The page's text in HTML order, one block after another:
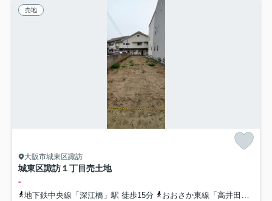
売地
大阪市城東区諏訪
城東区諏訪１丁目売土地
-
地下鉄中央線「深江橋」駅 徒歩15分 おおさか東線「高井田中央」駅 徒歩19分